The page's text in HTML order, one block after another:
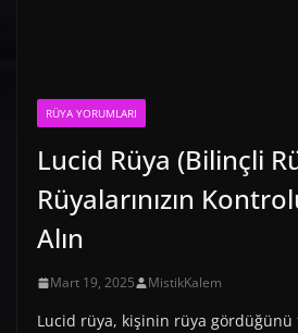
RÜYA YORUMLARI
Lucid Rüya (Bilinçli
Rüyalarınızın
Alın
Mart 19, 2025 MistikKalem
Lucid rüya, kişinin rüya